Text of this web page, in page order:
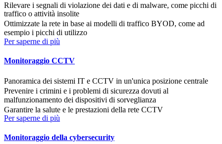
Rilevare i segnali di violazione dei dati e di malware, come picchi di
traffico o attività insolite
Ottimizzate la rete in base ai modelli di traffico BYOD, come ad
esempio i picchi di utilizzo
Per saperne di più
Monitoraggio CCTV
Panoramica dei sistemi IT e CCTV in un'unica posizione centrale
Prevenire i crimini e i problemi di sicurezza dovuti al
malfunzionamento dei dispositivi di sorveglianza
Garantire la salute e le prestazioni della rete CCTV
Per saperne di più
Monitoraggio della cybersecurity